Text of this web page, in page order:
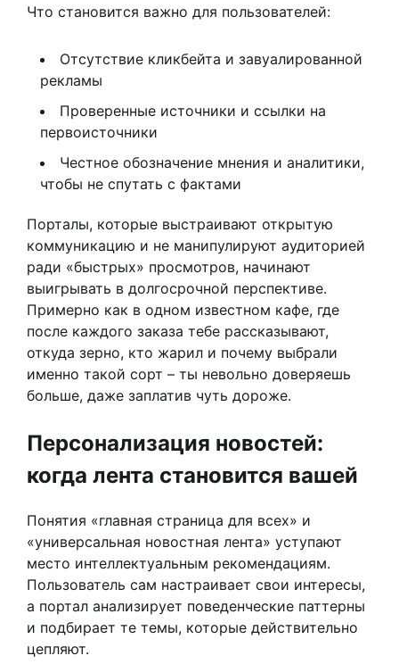
Что становится важно для пользователей:
Отсутствие кликбейта и завуалированной
рекламы
Проверенные источники и ссылки на
первоисточники
Честное обозначение мнения и аналитики,
чтобы не спутать с фактами
Порталы, которые выстраивают открытую
коммуникацию и не манипулируют аудиторией
ради «быстрых» просмотров, начинают
выигрывать в долгосрочной перспективе.
Примерно как в одном известном кафе, где
после каждого заказа тебе рассказывают,
откуда зерно, кто жарил и почему выбрали
именно такой сорт – ты невольно доверяешь
больше, даже заплатив чуть дороже.
Персонализация новостей:
когда лента становится вашей
Понятия «главная страница для всех» и
«универсальная новостная лента» уступают
место интеллектуальным рекомендациям.
Пользователь сам настраивает свои интересы,
а портал анализирует поведенческие паттерны
и подбирает те темы, которые действительно
цепляют.